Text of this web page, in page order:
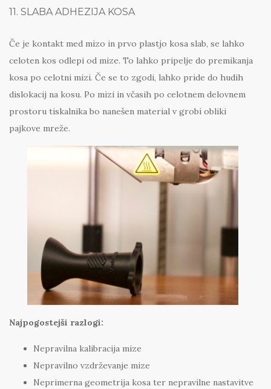
11. SLABA ADHEZIJA KOSA
Če je kontakt med mizo in prvo plastjo kosa slab, se lahko
celoten kos odlepi od mize. To lahko pripelje do premikanja
kosa po celotni mizi. Če se to zgodi, lahko pride do hudih
dislokacij na kosu. Po mizi in včasih po celotnem delovnem
prostoru tiskalnika bo nanešen material v grobi obliki
pajkove mreže.
Najpogostejši razlogi:
Nepravilna kalibracija mize
Nepravilno vzdrževanje mize
Neprimerna geometrija kosa ter nepravilne nastavitve